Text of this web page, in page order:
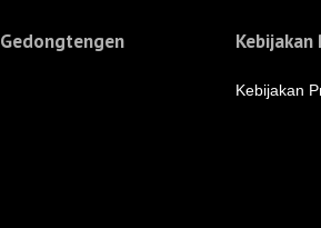
Kebijakan
Kebijakan